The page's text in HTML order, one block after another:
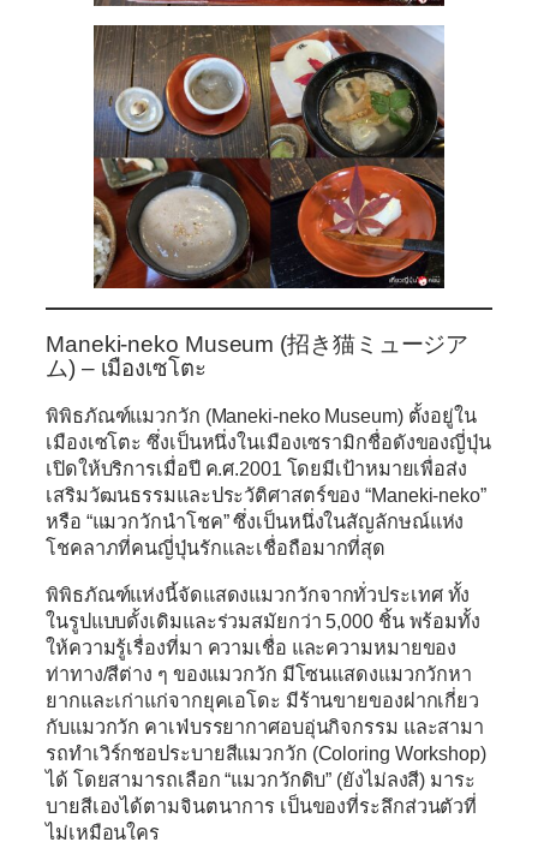
Maneki-neko Museum (招き猫ミュージア
ム)– เมืองเซโตะ
พิพิธภัณฑ์แมวกวัก (Maneki-neko Museum) ตั้งอยู่ใน
เมืองเซโตะ ซึ่งเป็นหนึ่งในเมืองเซรามิกชื่อดังของญี่ปุ่น
เปิดให้บริการเมื่อปี ค.ศ.2001 โดยมีเป้าหมายเพื่อส่ง
เสริมวัฒนธรรมและประวัติศาสตร์ของ “Maneki-neko”
หรือ “แมวกวักนำโชค” ซึ่งเป็นหนึ่งในสัญลักษณ์แห่ง
โชคลาภที่คนญี่ปุ่นรักและเชื่อถือมากที่สุด
พิพิธภัณฑ์แห่งนี้จัดแสดงแมวกวักจากทั่วประเทศ ทั้ง
ในรูปแบบดั้งเดิมและร่วมสมัยกว่า 5,000 ชิ้น พร้อมทั้ง
ให้ความรู้เรื่องที่มา ความเชื่อ และความหมายของ
ท่าทาง/สีต่าง ๆ ของแมวกวัก มีโซนแสดงแมวกวักหา
ยากและเก่าแก่จากยุคเอโดะ มีร้านขายของฝากเกี่ยว
กับแมวกวัก คาเฟ่บรรยากาศอบอุ่นกิจกรรม และสามา
รถทำเวิร์กชอประบายสีแมวกวัก (Coloring Workshop)
ได้ โดยสามารถเลือก “แมวกวักดิบ” (ยังไม่ลงสี) มาระ
บายสีเองได้ตามจินตนาการ เป็นของที่ระลึกส่วนตัวที่
ไม่เหมือนใคร